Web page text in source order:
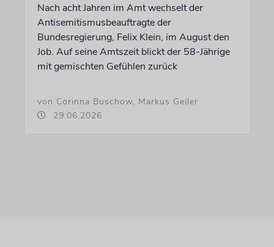
Nach acht Jahren im Amt wechselt der
Antisemitismusbeauftragte der
Bundesregierung, Felix Klein, im August den
Job. Auf seine Amtszeit blickt der 58-Jährige
mit gemischten Gefühlen zurück
von Corinna Buschow, Markus Geiler
29.06.2026